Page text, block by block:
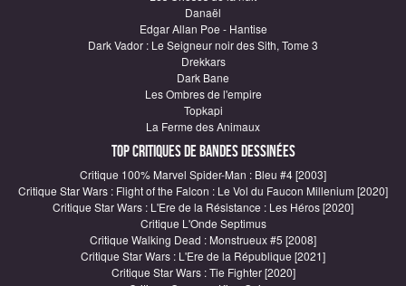
Danaël
Edgar Allan Poe - Hantise
Dark Vador : Le Seigneur noir des Sith, Tome 3
Drekkars
Dark Bane
Les Ombres de l'empire
Topkapi
La Ferme des Animaux
Top critiques de Bandes Dessinées
Critique 100% Marvel Spider-Man : Bleu #4 [2003]
Critique Star Wars : Flight of the Falcon : Le Vol du Faucon Millenium [2020]
Critique Star Wars : L'Ere de la Résistance : Les Héros [2020]
Critique L'Onde Septimus
Critique Walking Dead : Monstrueux #5 [2008]
Critique Star Wars : L'Ere de la République [2021]
Critique Star Wars : Tie Fighter [2020]